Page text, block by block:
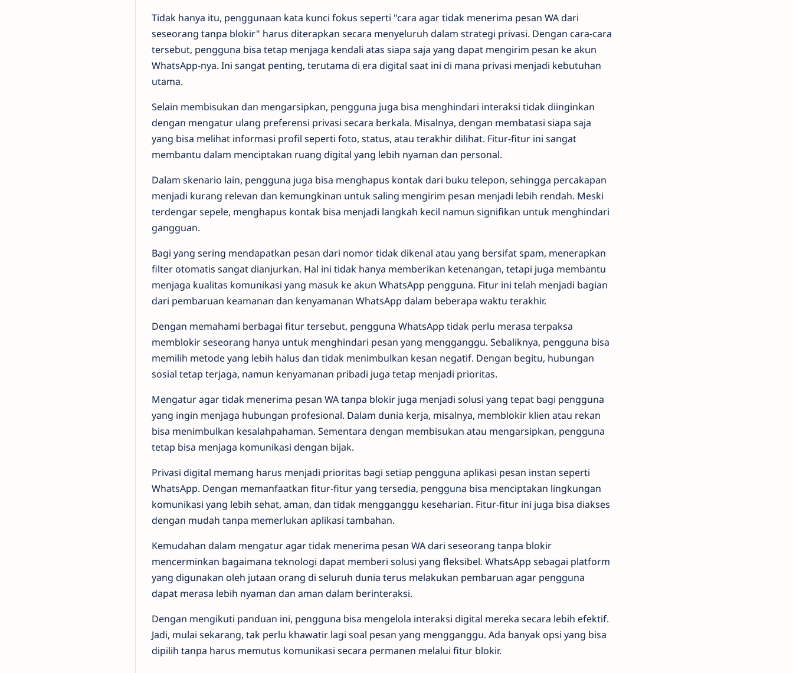
Tidak hanya itu, penggunaan kata kunci fokus seperti "cara agar tidak menerima pesan WA dari
seseorang tanpa blokir" harus diterapkan secara menyeluruh dalam strategi privasi. Dengan cara-cara
tersebut, pengguna bisa tetap menjaga kendali atas siapa saja yang dapat mengirim pesan ke akun
WhatsApp-nya. Ini sangat penting, terutama di era digital saat ini di mana privasi menjadi kebutuhan
utama.
Selain membisukan dan mengarsipkan, pengguna juga bisa menghindari interaksi tidak diinginkan
dengan mengatur ulang preferensi privasi secara berkala. Misalnya, dengan membatasi siapa saja
yang bisa melihat informasi profil seperti foto, status, atau terakhir dilihat. Fitur-fitur ini sangat
membantu dalam menciptakan ruang digital yang lebih nyaman dan personal.
Dalam skenario lain, pengguna juga bisa menghapus kontak dari buku telepon, sehingga percakapan
menjadi kurang relevan dan kemungkinan untuk saling mengirim pesan menjadi lebih rendah. Meski
terdengar sepele, menghapus kontak bisa menjadi langkah kecil namun signifikan untuk menghindari
gangguan.
Bagi yang sering mendapatkan pesan dari nomor tidak dikenal atau yang bersifat spam, menerapkan
filter otomatis sangat dianjurkan. Hal ini tidak hanya memberikan ketenangan, tetapi juga membantu
menjaga kualitas komunikasi yang masuk ke akun WhatsApp pengguna. Fitur ini telah menjadi bagian
dari pembaruan keamanan dan kenyamanan WhatsApp dalam beberapa waktu terakhir.
Dengan memahami berbagai fitur tersebut, pengguna WhatsApp tidak perlu merasa terpaksa
memblokir seseorang hanya untuk menghindari pesan yang mengganggu. Sebaliknya, pengguna bisa
memilih metode yang lebih halus dan tidak menimbulkan kesan negatif. Dengan begitu, hubungan
sosial tetap terjaga, namun kenyamanan pribadi juga tetap menjadi prioritas.
Mengatur agar tidak menerima pesan WA tanpa blokir juga menjadi solusi yang tepat bagi pengguna
yang ingin menjaga hubungan profesional. Dalam dunia kerja, misalnya, memblokir klien atau rekan
bisa menimbulkan kesalahpahaman. Sementara dengan membisukan atau mengarsipkan, pengguna
tetap bisa menjaga komunikasi dengan bijak.
Privasi digital memang harus menjadi prioritas bagi setiap pengguna aplikasi pesan instan seperti
WhatsApp. Dengan memanfaatkan fitur-fitur yang tersedia, pengguna bisa menciptakan lingkungan
komunikasi yang lebih sehat, aman, dan tidak mengganggu keseharian. Fitur-fitur ini juga bisa diakses
dengan mudah tanpa memerlukan aplikasi tambahan.
Kemudahan dalam mengatur agar tidak menerima pesan WA dari seseorang tanpa blokir
mencerminkan bagaimana teknologi dapat memberi solusi yang fleksibel. WhatsApp sebagai platform
yang digunakan oleh jutaan orang di seluruh dunia terus melakukan pembaruan agar pengguna
dapat merasa lebih nyaman dan aman dalam berinteraksi.
Dengan mengikuti panduan ini, pengguna bisa mengelola interaksi digital mereka secara lebih efektif.
Jadi, mulai sekarang, tak perlu khawatir lagi soal pesan yang mengganggu. Ada banyak opsi yang bisa
dipilih tanpa harus memutus komunikasi secara permanen melalui fitur blokir.